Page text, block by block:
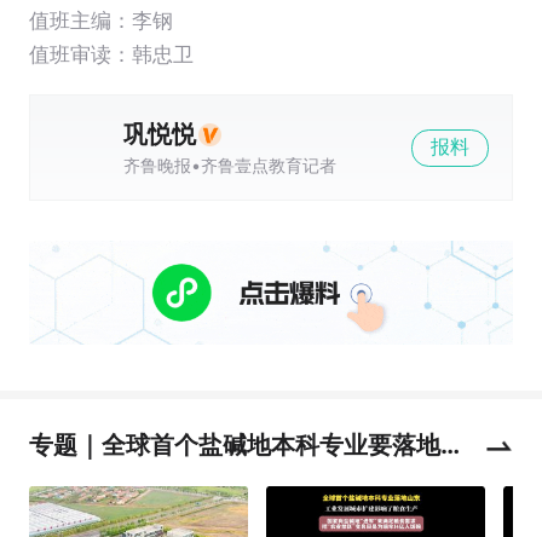
值班主编： 李钢
值班审读：韩忠卫
巩悦悦
齐鲁晚报•齐鲁壹点教育记者
报料
专题｜全球首个盐碱地本科专业要落地山
东，记者独家专访